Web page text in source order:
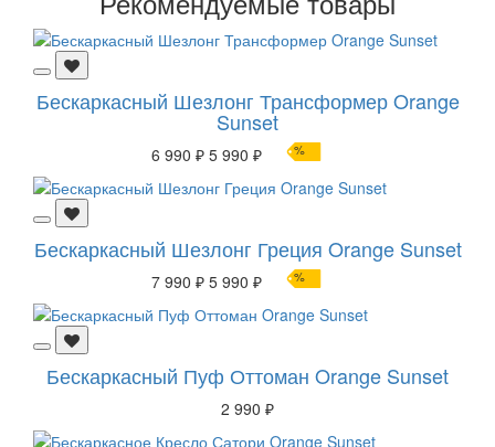
Бескаркасный Шезлонг Трансформер Orange
Sunset
6 990 ₽ 5 990 ₽ %
Бескаркасный Шезлонг Греция Orange Sunset
7 990 ₽ 5 990 ₽ %
Бескаркасный Пуф Оттоман Orange Sunset
2 990 ₽